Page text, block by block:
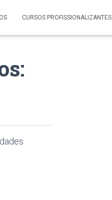
CURSOS PROFISSIONALIZANTES